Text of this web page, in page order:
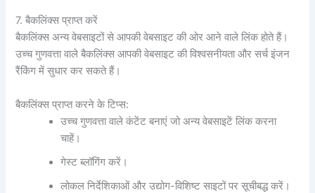
7. बैकलिंक्स प्राप्त करें
बैकलिंक्स अन्य वेबसाइटों से आपकी वेबसाइट की ओर आने वाले लिंक होते हैं।
उच्च गुणवत्ता वाले बैकलिंक्स आपकी वेबसाइट की विश्वसनीयता और सर्च इंजन
रैंकिंग में सुधार कर सकते हैं।
बैकलिंक्स प्राप्त करने के टिप्स:
उच्च गुणवत्ता वाले कंटेंट बनाएं जो अन्य वेबसाइटें लिंक करना
चाहें।
गेस्ट ब्लॉगिंग करें।
लोकल निर्देशिकाओं और उद्योग-विशिष्ट साइटों पर सूचीबद्ध करें।